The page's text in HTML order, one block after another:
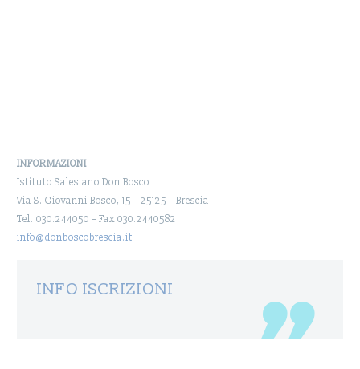
INFORMAZIONI
Istituto Salesiano Don Bosco
Via S. Giovanni Bosco, 15 – 25125 – Brescia
Tel. 030.244050 – Fax 030.2440582
info@donboscobrescia.it
INFO ISCRIZIONI